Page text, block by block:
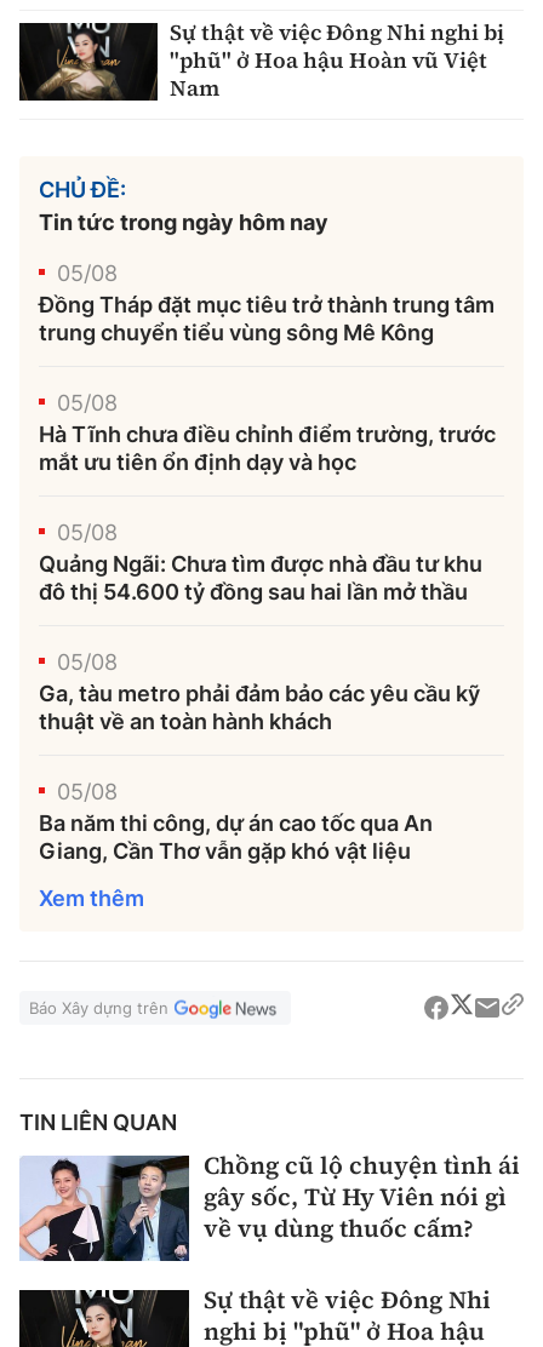
Sự thật về việc Đông Nhi nghi bị
"phũ" ở Hoa hậu Hoàn vũ Việt
Nam
CHỦ ĐỀ:
Tin tức trong ngày hôm nay
05/08
Đồng Tháp đặt mục tiêu trở thành trung tâm
trung chuyển tiểu vùng sông Mê Kông
05/08
Hà Tĩnh chưa điều chỉnh điểm trường, trước
mắt ưu tiên ổn định dạy và học
05/08
Quảng Ngãi: Chưa tìm được nhà đầu tư khu
đô thị 54.600 tỷ đồng sau hai lần mở thầu
05/08
Ga, tàu metro phải đảm bảo các yêu cầu kỹ
thuật về an toàn hành khách
05/08
Ba năm thi công, dự án cao tốc qua An
Giang, Cần Thơ vẫn gặp khó vật liệu
Xem thêm
Báo Xây dựng trên
TIN LIÊN QUAN
Chồng cũ lộ chuyện tình ái
gây sốc, Từ Hy Viên nói gì
về vụ dùng thuốc cấm?
Sự thật về việc Đông Nhi
nghi bị "phũ" ở Hoa hậu